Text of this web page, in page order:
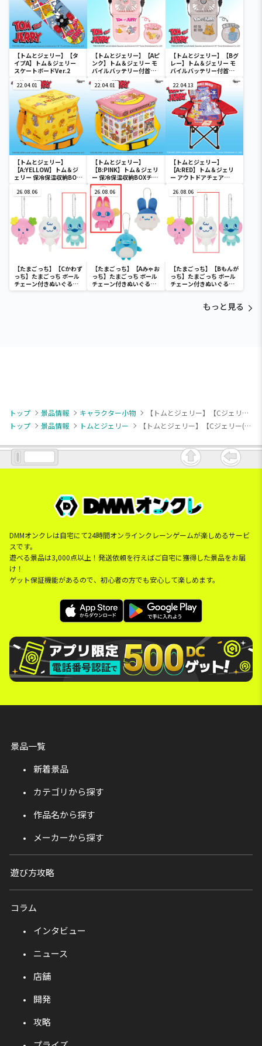
【トムとジェリー】【タ
イプA】トム＆ジェリー
スケートボードVer.2
【トムとジェリー】【Aピ
ンク】トム＆ジェリー モ
バイルバッテリー付首か
【トムとジェリー】【Bグ
レー】トム＆ジェリー モ
バイルバッテリー付首か
22.04.01
【トムとジェリー】
【A:YELLOW】トム＆ジ
ェリー 保冷保温収納BOX
22.04.01
【トムとジェリー】
【B:PINK】トム＆ジェリ
ー 保冷保温収納BOXチェ
ア
22.04.13
【トムとジェリー】
【A:RED】トム＆ジェリ
ー アウトドアチェア
26.08.06
【たまごっち】【Cかわず
っち】たまごっち ボール
チェーン付きぬいぐるみ
～Tamagotchi
26.08.06
【たまごっち】【Aみゃお
っち】たまごっち ボール
チェーン付きぬいぐるみ
～Tamagotchi
26.08.06
【たまごっち】【Bもんが
っち】たまごっち ボール
チェーン付きぬいぐるみ
～Tamagotchi
もっと見る
トップ 景品情報 キャラクター小物
【トムとジェリー】【Cジェリー(オレンジ)】トムとジェリー Cotton Candy マスコット
トップ
景品情報 トムとジェリー 【トムとジェリー】【Cジェリー(オレンジ)】トムとジェリー Cotton Candy マスコット
DMMオンクレは自宅にて24時間オンラインクレーンゲームが楽しめるサービ
スです。
遊べる景品は3,000点以上！発送依頼を行えばご自宅に獲得した景品をお届
け！
ゲット保証機能があるので、初心者の方でも安心して楽しめます。
景品一覧
新着景品
カテゴリから探す
作品名から探す
メーカーから探す
遊び方攻略
コラム
インタビュー
ニュース
店舗
開発
攻略